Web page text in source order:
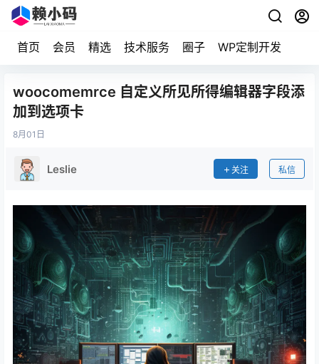
首页 会员 精选 技术服务 圈子 WP定制开发
woocomemrce 自定义所见所得编辑器字段添
加到选项卡
8月 01日
Leslie 关注 私信